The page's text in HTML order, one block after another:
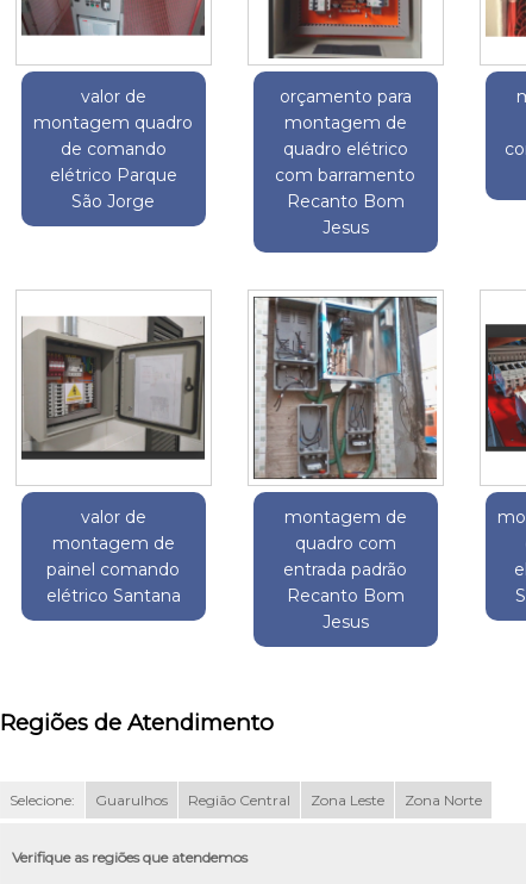
valor de
montagem quadro
de comando
elétrico Parque
São Jorge
orçamento para
montagem de
quadro elétrico
com barramento
Recanto Bom
Jesus
valor de
montagem de
painel comando
elétrico Santana
montagem de
quadro com
entrada padrão
Recanto Bom
Jesus
Regiões de Atendimento
Selecione: Guarulhos Região Central Zona Leste Zona Norte
Verifique as regiões que atendemos